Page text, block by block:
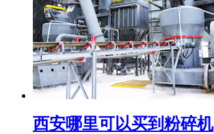
西安哪里可以买到粉碎机